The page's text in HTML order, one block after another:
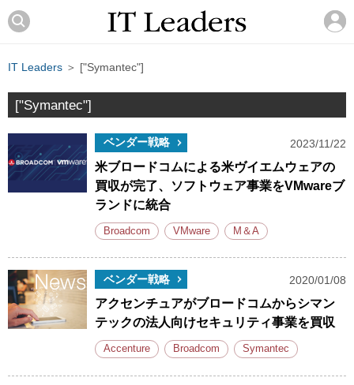
IT Leaders ＞ ["Symantec"]
["Symantec"]
ベンダー戦略 2023/11/22
米ブロードコムによる米ヴイエムウェアの
買収が完了、ソフトウェア事業をVMwareブ
ランドに統合
Broadcom VMware M＆A
ベンダー戦略 2020/01/08
アクセンチュアがブロードコムからシマン
テックの法人向けセキュリティ事業を買収
Accenture Broadcom Symantec